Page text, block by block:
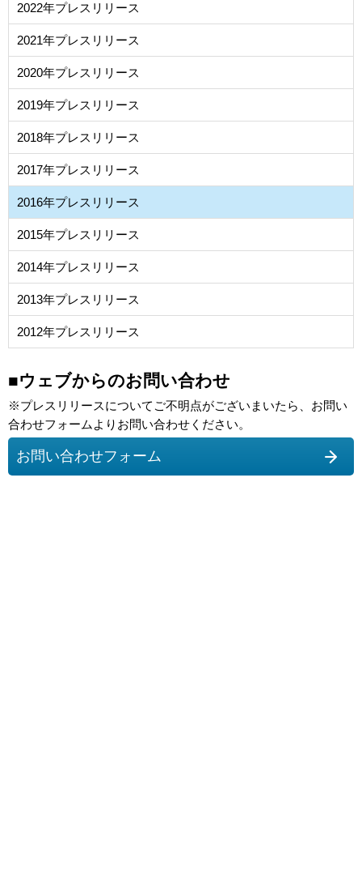
2022年プレスリリース
2021年プレスリリース
2020年プレスリリース
2019年プレスリリース
2018年プレスリリース
2017年プレスリリース
2016年プレスリリース
2015年プレスリリース
2014年プレスリリース
2013年プレスリリース
2012年プレスリリース
■ウェブからのお問い合わせ
※プレスリリースについてご不明点がございまいたら、お問い
合わせフォームよりお問い合わせください。
お問い合わせフォーム